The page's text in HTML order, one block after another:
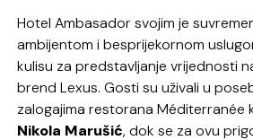
Hotel Ambasador svojim je
ambijentom i besprijekornom
kulisu za predstavljanje vrijednosti
brend Lexus. Gosti su uživali u
zalogajima restorana Méditerranée
Nikola Marušić, dok se za ovu